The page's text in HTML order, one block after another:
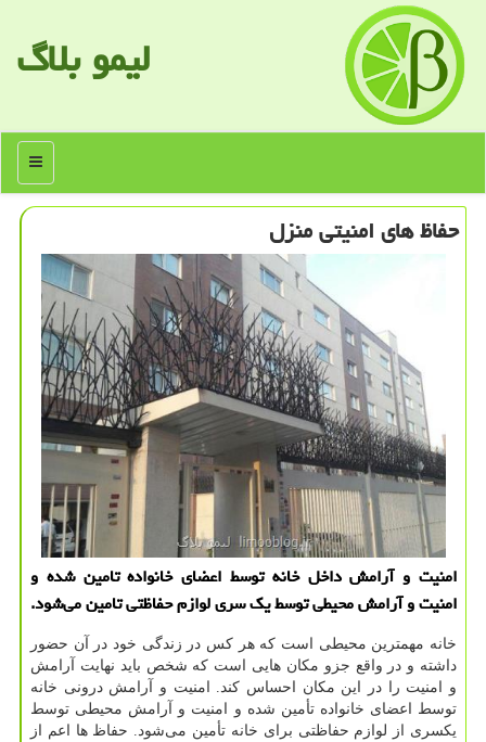
لیمو بلاگ
منو
حفاظ های امنیتی منزل
امنیت و آرامش داخل خانه توسط اعضای خانواده تامین شده و
امنیت و آرامش محیطی توسط یك سری لوازم حفاظتی تامین می‌شود.
خانه مهمترین محیطی است که هر کس در زندگی خود در آن حضور
داشته و در واقع جزو مکان هایی است که شخص باید نهایت آرامش
و امنیت را در این مکان احساس کند. امنیت و آرامش درونی خانه
توسط اعضای خانواده تأمین شده و امنیت و آرامش محیطی توسط
یکسری از لوازم حفاظتی برای خانه تأمین می‌شود. حفاظ‌ ها اعم از